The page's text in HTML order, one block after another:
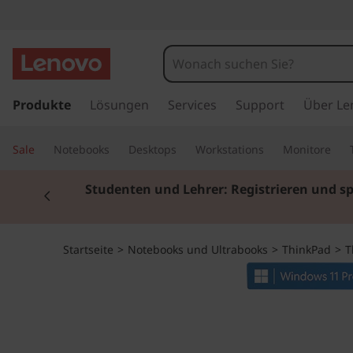
h
n
k
u
a
Produkte Lösungen Services Support Über
Sale Notebooks Desktops Workstations Monitore
Studenten und Lehrer: Registrieren und
Startseite > Notebooks und Ultrabooks > ThinkPad >